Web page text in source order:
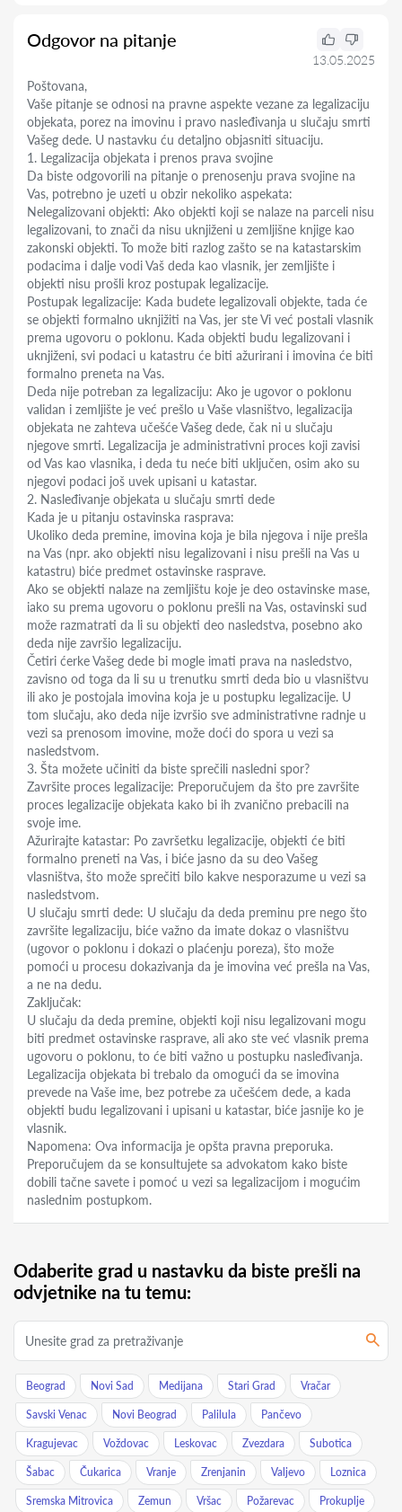
Odgovor na pitanje
13.05.2025
Poštovana,
Vaše pitanje se odnosi na pravne aspekte vezane za legalizaciju
objekata, porez na imovinu i pravo nasleđivanja u slučaju smrti
Vašeg dede. U nastavku ću detaljno objasniti situaciju.
1. Legalizacija objekata i prenos prava svojine
Da biste odgovorili na pitanje o prenosenju prava svojine na
Vas, potrebno je uzeti u obzir nekoliko aspekata:
Nelegalizovani objekti: Ako objekti koji se nalaze na parceli nisu
legalizovani, to znači da nisu uknjiženi u zemljišne knjige kao
zakonski objekti. To može biti razlog zašto se na katastarskim
podacima i dalje vodi Vaš deda kao vlasnik, jer zemljište i
objekti nisu prošli kroz postupak legalizacije.
Postupak legalizacije: Kada budete legalizovali objekte, tada će
se objekti formalno uknjižiti na Vas, jer ste Vi već postali vlasnik
prema ugovoru o poklonu. Kada objekti budu legalizovani i
uknjiženi, svi podaci u katastru će biti ažurirani i imovina će biti
formalno preneta na Vas.
Deda nije potreban za legalizaciju: Ako je ugovor o poklonu
validan i zemljište je već prešlo u Vaše vlasništvo, legalizacija
objekata ne zahteva učešće Vašeg dede, čak ni u slučaju
njegove smrti. Legalizacija je administrativni proces koji zavisi
od Vas kao vlasnika, i deda tu neće biti uključen, osim ako su
njegovi podaci još uvek upisani u katastar.
2. Nasleđivanje objekata u slučaju smrti dede
Kada je u pitanju ostavinska rasprava:
Ukoliko deda premine, imovina koja je bila njegova i nije prešla
na Vas (npr. ako objekti nisu legalizovani i nisu prešli na Vas u
katastru) biće predmet ostavinske rasprave.
Ako se objekti nalaze na zemljištu koje je deo ostavinske mase,
iako su prema ugovoru o poklonu prešli na Vas, ostavinski sud
može razmatrati da li su objekti deo nasledstva, posebno ako
deda nije završio legalizaciju.
Četiri ćerke Vašeg dede bi mogle imati prava na nasledstvo,
zavisno od toga da li su u trenutku smrti deda bio u vlasništvu
ili ako je postojala imovina koja je u postupku legalizacije. U
tom slučaju, ako deda nije izvršio sve administrativne radnje u
vezi sa prenosom imovine, može doći do spora u vezi sa
nasledstvom.
3. Šta možete učiniti da biste sprečili nasledni spor?
Završite proces legalizacije: Preporučujem da što pre završite
proces legalizacije objekata kako bi ih zvanično prebacili na
svoje ime.
Ažurirajte katastar: Po završetku legalizacije, objekti će biti
formalno preneti na Vas, i biće jasno da su deo Vašeg
vlasništva, što može sprečiti bilo kakve nesporazume u vezi sa
nasledstvom.
U slučaju smrti dede: U slučaju da deda preminu pre nego što
završite legalizaciju, biće važno da imate dokaz o vlasništvu
(ugovor o poklonu i dokazi o plaćenju poreza), što može
pomoći u procesu dokazivanja da je imovina već prešla na Vas,
a ne na dedu.
Zaključak:
U slučaju da deda premine, objekti koji nisu legalizovani mogu
biti predmet ostavinske rasprave, ali ako ste već vlasnik prema
ugovoru o poklonu, to će biti važno u postupku nasleđivanja.
Legalizacija objekata bi trebalo da omogući da se imovina
prevede na Vaše ime, bez potrebe za učešćem dede, a kada
objekti budu legalizovani i upisani u katastar, biće jasnije ko je
vlasnik.
Napomena: Ova informacija je opšta pravna preporuka.
Preporučujem da se konsultujete sa advokatom kako biste
dobili tačne savete i pomoć u vezi sa legalizacijom i mogućim
naslednim postupkom.
Odaberite grad u nastavku da biste prešli na
odvjetnike na tu temu:
Beograd Novi Sad Medijana Stari Grad Vračar
Savski Venac Novi Beograd Palilula Pančevo
Kragujevac Voždovac Leskovac Zvezdara Subotica
Šabac Čukarica Vranje Zrenjanin Valjevo Loznica
Sremska Mitrovica Zemun Vršac Požarevac Prokuplje